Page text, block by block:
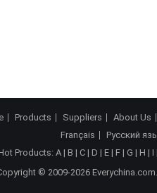
Products Suppliers About Us
Français
Русский
Products: A | B | C | D | E | F | G | H | I |
© 2009-2026